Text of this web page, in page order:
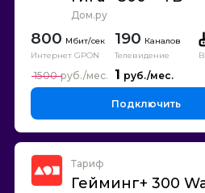
Дом.ру
800
Интернет GPON
190 Каналов
Телевидение
1
1500
Подключить
Тариф
Гейминг+ 300